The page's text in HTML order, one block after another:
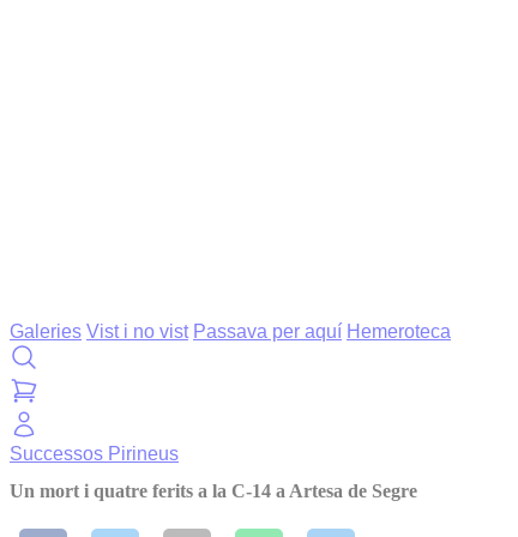
Galeries Vist i no vist Passava per aquí Hemeroteca
Successos Pirineus
Un mort i quatre ferits a la C-14 a Artesa de Segre